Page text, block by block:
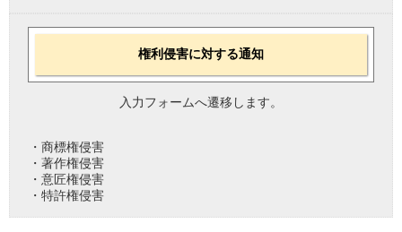
権利侵害に対する通知
入力フォームへ遷移します。
・商標権侵害
・著作権侵害
・意匠権侵害
・特許権侵害